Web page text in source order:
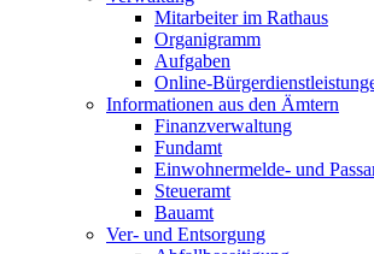
Mitarbeiter im Rathaus
Organigramm
Aufgaben
Online-
Informationen aus den Ämtern
Finanzverwaltung
Fundamt
Einwohnermelde- und
Steueramt
Bauamt
Ver- und Entsorgung